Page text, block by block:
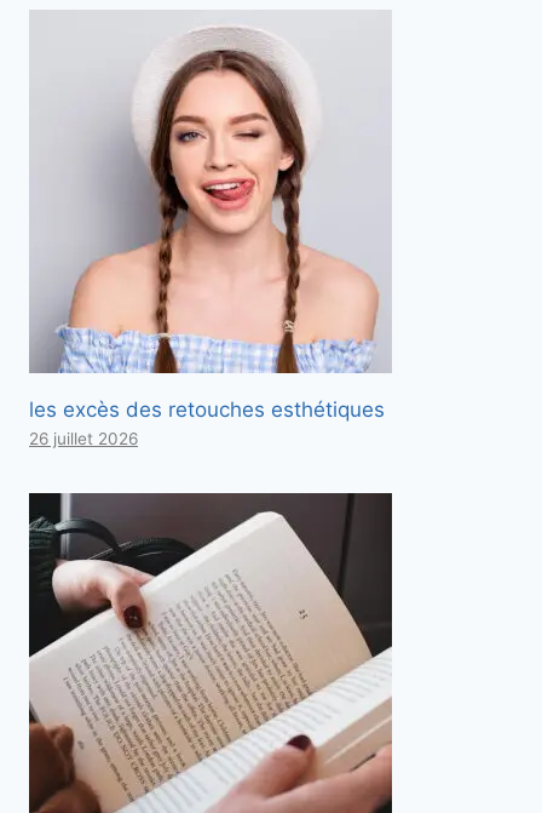
les excès des retouches esthétiques
26 juillet 2026